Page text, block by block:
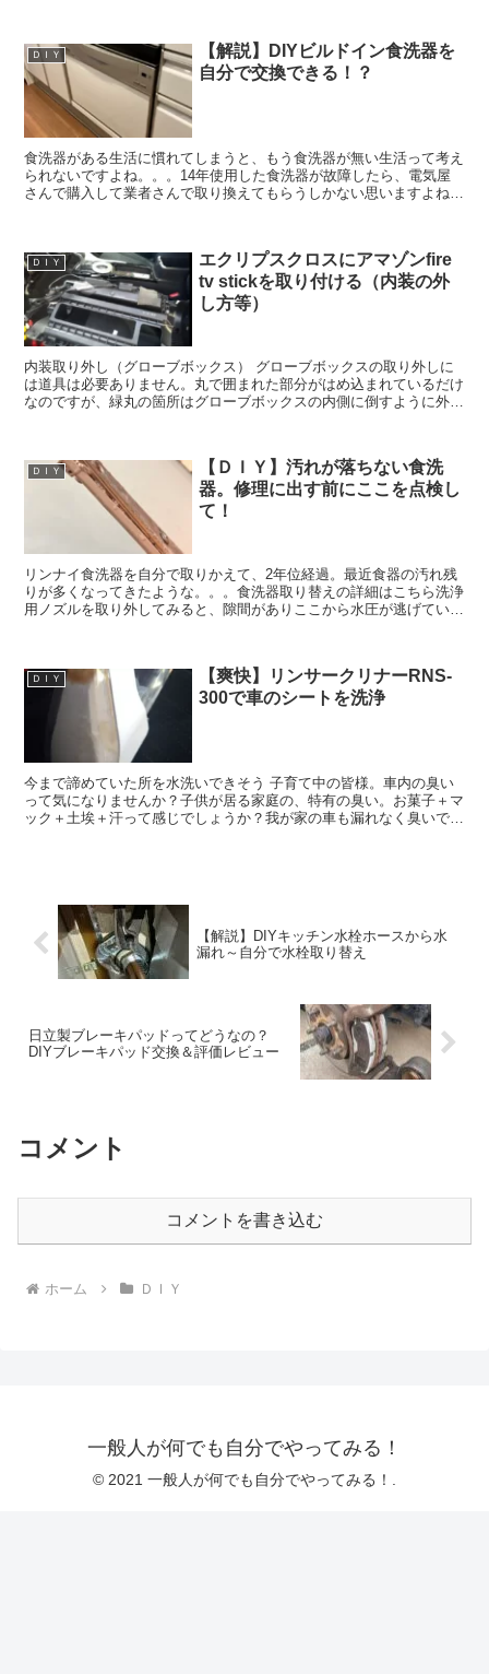
ＤＩＹ
【解説】DIYビルドイン食洗器を
自分で交換できる！？
食洗器がある生活に慣れてしまうと、もう食洗器が無い生活って考え
られないですよね。。。14年使用した食洗器が故障したら、電気屋
さんで購入して業者さんで取り換えてもらうしかない思いますよね？
ＤＩＹ
エクリプスクロスにアマゾンfire
tv stickを取り付ける（内装の外
し方等）
内装取り外し（グローブボックス） グローブボックスの取り外しに
は道具は必要ありません。丸で囲まれた部分がはめ込まれているだけ
なのですが、緑丸の箇所はグローブボックスの内側に倒すように外さ
ＤＩＹ
【ＤＩＹ】汚れが落ちない食洗
器。修理に出す前にここを点検し
て！
リンナイ食洗器を自分で取りかえて、2年位経過。最近食器の汚れ残
りが多くなってきたような。。。食洗器取り替えの詳細はこちら洗浄
用ノズルを取り外してみると、隙間がありここから水圧が逃げている
ＤＩＹ
【爽快】リンサークリナーRNS-
300で車のシートを洗浄
今まで諦めていた所を水洗いできそう 子育て中の皆様。車内の臭い
って気になりませんか？子供が居る家庭の、特有の臭い。お菓子＋マ
ック＋土埃＋汗って感じでしょうか？我が家の車も漏れなく臭いで
【解説】DIYキッチン水栓ホースから水
漏れ～自分で水栓取り替え
日立製ブレーキパッドってどうなの？
DIYブレーキパッド交換＆評価レビュー
コメント
コメントを書き込む
ホーム ＤＩＹ
一般人が何でも自分でやってみる！
© 2021 一般人が何でも自分でやってみる！.